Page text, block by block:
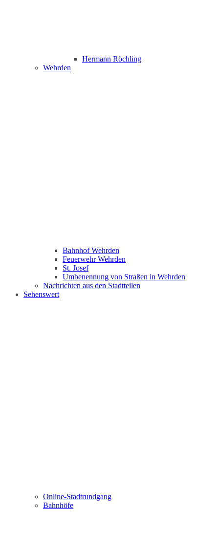
Hermann Röchling
Wehrden
Bahnhof Wehrden
Feuerwehr Wehrden
St. Josef
Umbenennung von Straßen in Wehrden
Nachrichten aus den Stadtteilen
Sehenswert
Online-Stadtrundgang
Bahnhöfe